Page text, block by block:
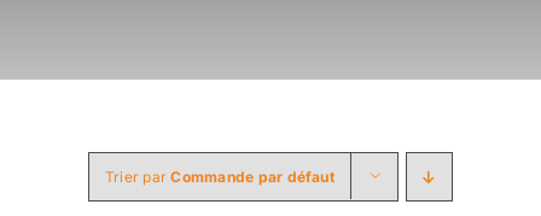
Rechercher
Trier parCommande par défaut